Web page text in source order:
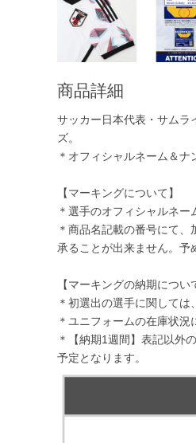
商品詳細
サッカー日本代表・サムラ
ズ。
＊オフィシャルネーム＆ナ
【マーキングについて】
＊選手のオフィシャルネ
＊商品名記載の番号にて
承ることが出来ません。予
【マーキングの納期につい
＊初選出の選手に関しては
＊ユニフォームの在庫状況
＊【納期1週間】表記以外
予定となります。